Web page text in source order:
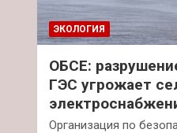
ЭКОЛОГИЯ
ОБСЕ:
ГЭС угрожает
Организация по